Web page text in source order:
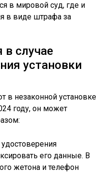
в мировой суд, где и
в виде штрафа за
в случае
установки
в незаконной установке
году, он может
его данные. В
жетона и телефон